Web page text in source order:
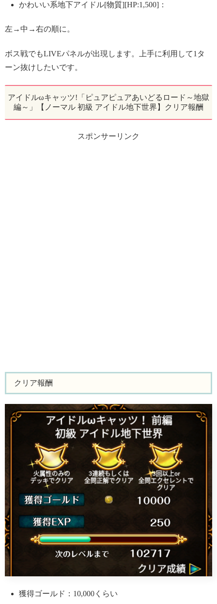
かわいい系地下アイドル[物質][HP:1,500]：
左→中→右の順に。
ボス戦でもLIVEパネルが出現します。上手に利用して1タ
ーン抜けしたいです。
アイドルωキャッツ!「ピュアピュアあいどるロード～地獄
編～」【ノーマル 初級 アイドル地下世界】クリア報酬
スポンサーリンク
クリア報酬
獲得ゴールド：10,000くらい